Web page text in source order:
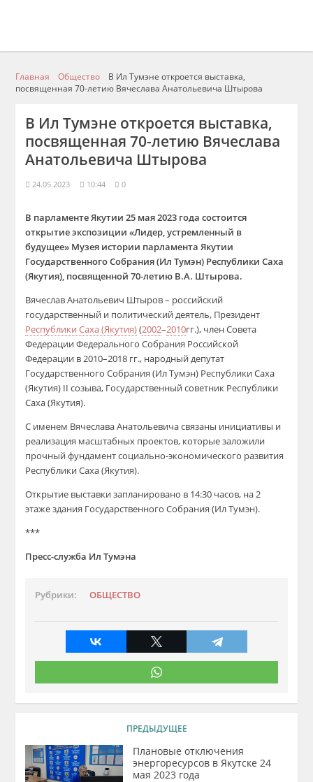
Главная Общество
В Ил Тумэне откроется выставка,
посвященная 70-летию Вячеслава Анатольевича Штырова
В Ил Тумэне откроется выставка,
посвященная 70-летию Вячеслава
Анатольевича Штырова
24.05.2023 10:44 0
В парламенте Якутии 25 мая 2023 года состоится
открытие экспозиции «Лидер, устремленный в
будущее» Музея истории парламента Якутии
Государственного Собрания (Ил Тумэн) Республики Саха
(Якутия), посвященной 70-летию В.А. Штырова.
Вячеслав Анатольевич Штыров – российский
государственный и политический деятель, Президент
Республики Саха (Якутия)(2002–2010гг.), член Совета
Федерации Федерального Собрания Российской
Федерации в 2010–2018 гг., народный депутат
Государственного Собрания (Ил Тумэн) Республики Саха
(Якутия) II созыва, Государственный советник Республики
Саха (Якутия).
С именем Вячеслава Анатольевича связаны инициативы и
реализация масштабных проектов, которые заложили
прочный фундамент социально-экономического развития
Республики Саха (Якутия).
Открытие выставки запланировано в 14:30 часов, на 2
этаже здания Государственного Собрания (Ил Тумэн).
***
Пресс-служба Ил Тумэна
Рубрики: ОБЩЕСТВО
ПРЕДЫДУЩЕЕ
Плановые отключения
энергоресурсов в Якутске 24
мая 2023 года